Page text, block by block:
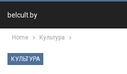
belcult.by
Home Культура
КУЛЬТУРА